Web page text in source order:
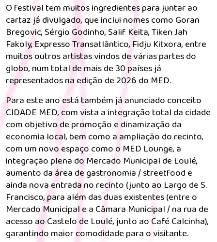
O festival tem muitos ingredientes para juntar ao
cartaz já divulgado, que inclui nomes como Goran
Bregovic, Sérgio Godinho, Salif Keita, Tiken Jah
Fakoly, Expresso Transatlântico, Fidju Kitxora, entre
muitos outros artistas vindos de várias partes do
globo, num total de mais de 30 países já
representados na edição de 2026 do MED.
Para este ano está também já anunciado conceito
CIDADE MED, com vista a integração total da cidade
com objetivo de promoção e dinamização da
economia local, bem como a ampliação do recinto,
com um novo espaço como o MED Lounge, a
integração plena do Mercado Municipal de Loulé,
aumento da área de gastronomia / streetfood e
ainda nova entrada no recinto (junto ao Largo de S.
Francisco, para além das duas existentes (entre o
Mercado Municipal e a Câmara Municipal / na rua de
acesso ao Castelo de Loulé, junto ao Café Calcinha),
garantindo maior comodidade para o visitante.